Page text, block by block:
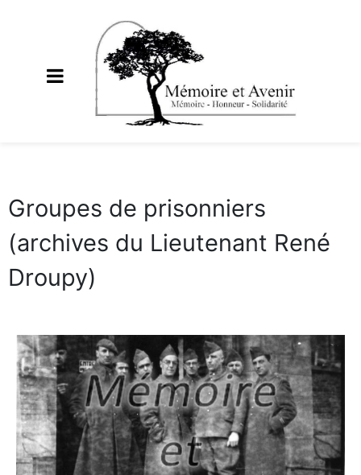
Groupes de prisonniers
(archives du Lieutenant René
Droupy)